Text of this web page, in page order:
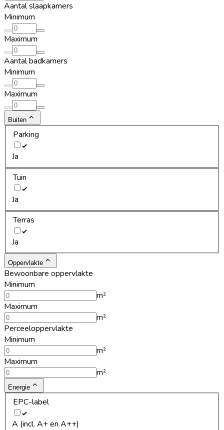
Aantal slaapkamers
Minimum
Maximum
Aantal badkamers
Minimum
Maximum
Buiten
Parking
Ja
Tuin
Ja
Terras
Ja
Oppervlakte
Bewoonbare oppervlakte
Minimum
m²
Maximum
m²
Perceeloppervlakte
Minimum
m²
Maximum
m²
Energie
EPC-label
A (incl. A+ en A++)